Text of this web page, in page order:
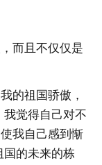
而且不仅仅是
的祖国骄傲，
觉得自己对不
我自己感到惭
的未来的栋